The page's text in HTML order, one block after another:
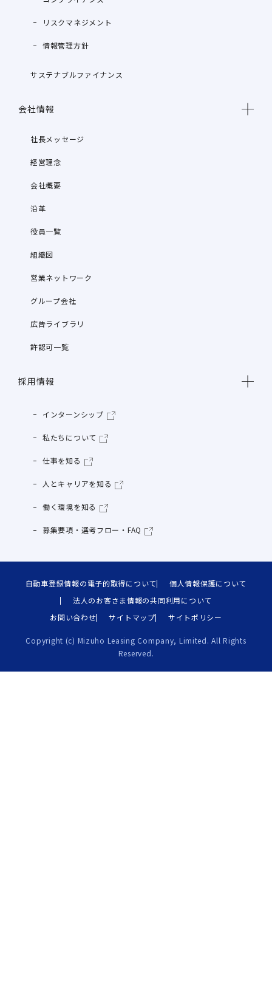
リスクマネジメント
情報管理方針
サステナブルファイナンス
会社情報
社長メッセージ
経営理念
会社概要
沿革
役員一覧
組織図
営業ネットワーク
グループ会社
広告ライブラリ
許認可一覧
採用情報
インターンシップ
私たちについて
仕事を知る
人とキャリアを知る
働く環境を知る
募集要項・選考フロー・FAQ
自動車登録情報の電子的取得について
個人情報保護について
法人のお客さま情報の共同利用について
お問い合わせ
サイトマップ サイトポリシー
Copyright (c) Mizuho Leasing Company, Limited. All Rights
Reserved.